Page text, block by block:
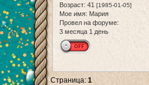
Возраст: 41 [1985-01-05]
Мое имя: Мария
Провел на форуме:
3 месяца 1 день
Страница:1